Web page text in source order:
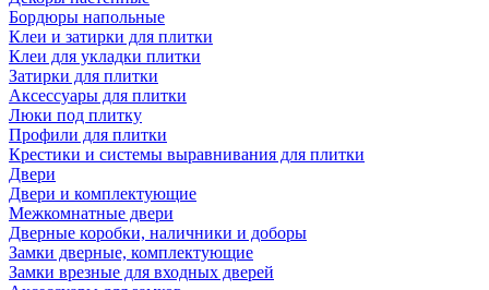
Бордюры напольные
Клеи и затирки для плитки
Клеи для укладки плитки
Затирки для плитки
Аксессуары для плитки
Люки под плитку
Профили для плитки
Крестики и системы выравнивания для плитки
Двери
Двери и комплектующие
Межкомнатные двери
Дверные коробки, наличники и доборы
Замки дверные, комплектующие
Замки врезные для входных дверей